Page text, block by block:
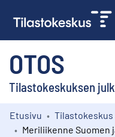
OTOS
Tilastokeskuksen
Kokoelmat
Etusivu Tilastokeskus